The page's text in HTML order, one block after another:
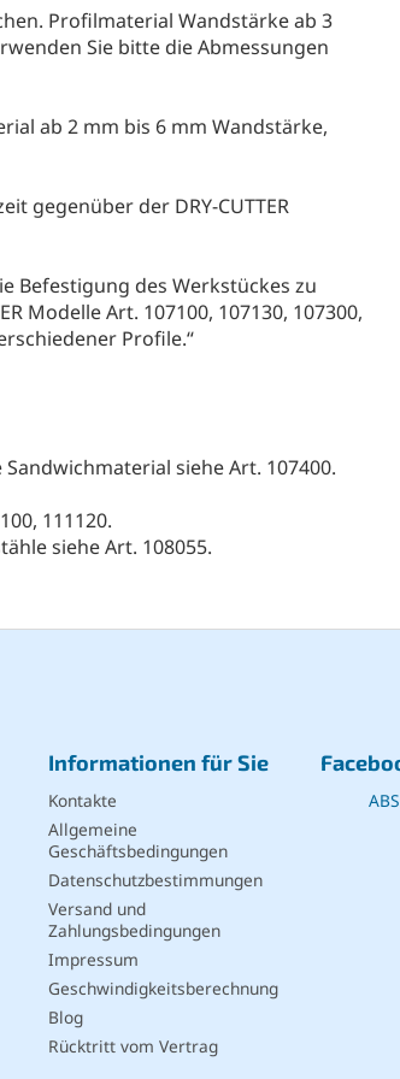
Profilmaterial Wandstärke ab 3
Sie bitte die Abmessungen
ab 2 mm bis 6 mm Wandstärke,
gegenüber der DRY-CUTTER
Befestigung des Werkstückes zu
Modelle Art. 107100, 107130, 107300,
Profile.“
siehe Art. 107400.
111120.
siehe Art. 108055.
Informationen für Sie
Kontakte
Allgemeine
Geschäftsbedingungen
Datenschutzbestimmungen
Versand und
Zahlungsbedingungen
Impressum
Geschwindigkeitsberechnung
Blog
Rücktritt vom Vertrag